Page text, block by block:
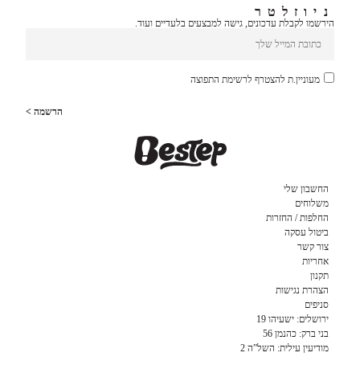
החשבון שלי
משלוחים
החלפות / החזרות
ביטול עסקה
צור קשר
אחריות
תקנון
הצהרת נגישות
סניפים
ירושלים: ישעיהו 19
בני ברק: כהנמן 56
מודיעין עילית: השל”ה 2
ניוזלטר
הירשמו לקבלת עדכונים, גישה למבצעים בלעדיים ועוד.
מעוניין.ת להצטרף לרשימת התפוצה
הרשמה >